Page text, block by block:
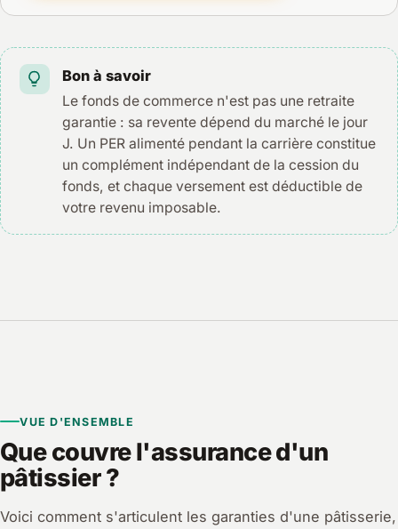
Bon à savoir
Le fonds de commerce n'est pas une retraite
garantie : sa revente dépend du marché le jour
J. Un PER alimenté pendant la carrière constitue
un complément indépendant de la cession du
fonds, et chaque versement est déductible de
votre revenu imposable.
VUE D'ENSEMBLE
Que couvre l'assurance d'un
pâtissier ?
Voici comment s'articulent les garanties d'une pâtisserie,